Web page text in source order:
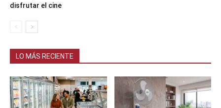
disfrutar el cine
LO MÁS RECIENTE